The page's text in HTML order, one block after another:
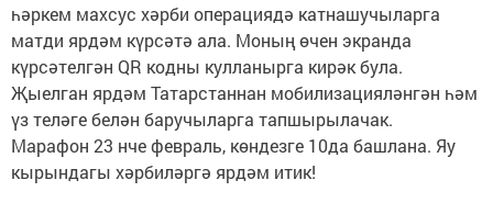
һәркем махсус хәрби операциядә катнашучыларга
матди ярдәм күрсәтә ала. Моның өчен экранда
күрсәтелгән QR кодны кулланырга кирәк була.
Җыелган ярдәм Татарстаннан мобилизацияләнгән һәм
үз теләге белән баручыларга тапшырылачак.
Марафон 23 нче февраль, көндезге 10да башлана. Яу
кырындагы хәрбиләргә ярдәм итик!